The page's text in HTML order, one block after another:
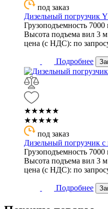
под заказ
Дизельный погрузчик
Грузоподъемность 7000
Высота подъема вил 3 м
цена (с НДС): по
Подробнее
★★★★★
★★★★★
под заказ
Дизельный погрузчик
Грузоподъемность 7000
Высота подъема вил 3 м
цена (с НДС): по
Подробнее